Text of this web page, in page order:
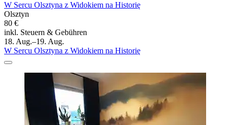
W Sercu Olsztyna z Widokiem na Historię
Olsztyn
80 €
inkl. Steuern & Gebühren
18. Aug.–19. Aug.
W Sercu Olsztyna z Widokiem na Historię